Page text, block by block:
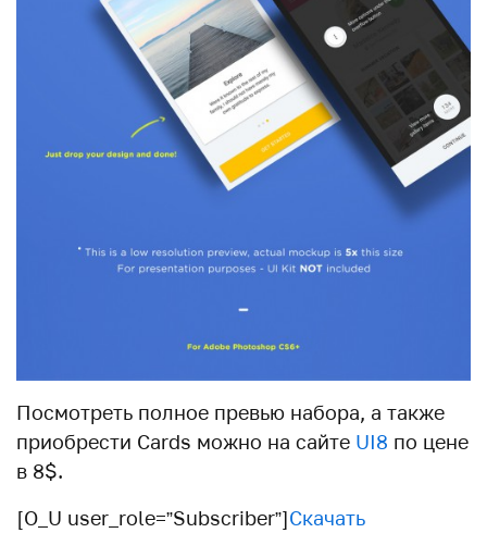
Посмотреть полное превью набора, а также
приобрести Cards можно на сайте UI8 по цене
в 8$.
[O_U user_role=”Subscriber”]Скачать